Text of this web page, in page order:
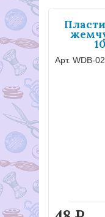
Арт. WDB-02